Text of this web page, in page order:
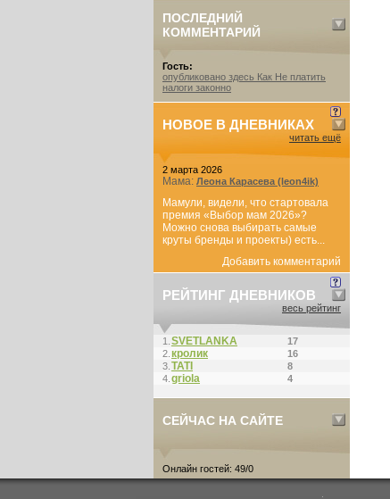
ПОСЛЕДНИЙ
КОММЕНТАРИЙ
Гость:
опубликовано здесь Как Не платить
налоги законно
НОВОЕ В ДНЕВНИКАХ
читать ещё
2 марта 2026
Мама: Леона Карасева (leon4ik)
Мамули, видели, что стартовала
премия «Выбор мам 2026»?
Можно снова выбирать самые
круты бренды и проекты) есть...
Добавить комментарий
РЕЙТИНГ ДНЕВНИКОВ
весь рейтинг
1. SVETLANKA
17
2. кролик
16
3. ТАТI
8
4. griola 4
СЕЙЧАС НА САЙТЕ
Онлайн гостей: 49/0